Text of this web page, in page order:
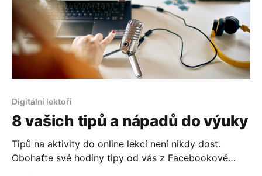
Digitální lektoři
8 vašich tipů a nápadů do výuky
Tipů na aktivity do online lekcí není nikdy dost.
Obohaťte své hodiny tipy od vás z Facebookové